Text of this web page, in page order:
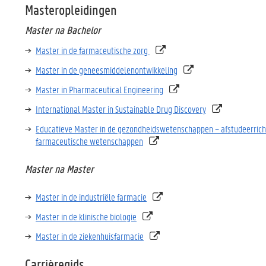
Masteropleidingen
Master na Bachelor
Master in de farmaceutische zorg
Master in de geneesmiddelenontwikkeling
Master in Pharmaceutical Engineering
International Master in Sustainable Drug Discovery
Educatieve Master in de gezondheidswetenschappen –
farmaceutische wetenschappen
Master na Master
Master in de industriële farmacie
Master in de klinische biologie
Master in de ziekenhuisfarmacie